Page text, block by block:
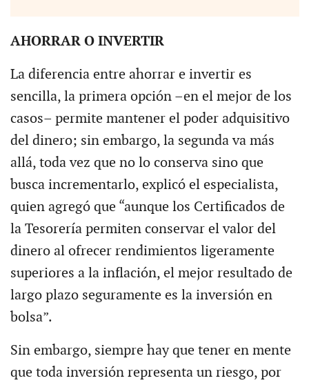
AHORRAR O INVERTIR
La diferencia entre ahorrar e invertir es
sencilla, la primera opción –en el mejor de los
casos– permite mantener el poder adquisitivo
del dinero; sin embargo, la segunda va más
allá, toda vez que no lo conserva sino que
busca incrementarlo, explicó el especialista,
quien agregó que “aunque los Certificados de
la Tesorería permiten conservar el valor del
dinero al ofrecer rendimientos ligeramente
superiores a la inflación, el mejor resultado de
largo plazo seguramente es la inversión en
bolsa”.
Sin embargo, siempre hay que tener en mente
que toda inversión representa un riesgo, por